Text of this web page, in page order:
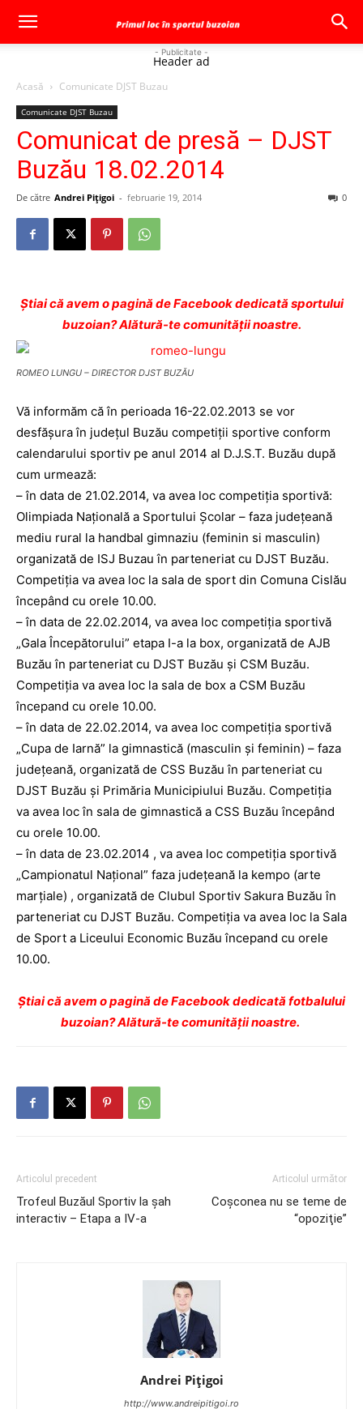
- Publicitate -
Header ad
Acasă Comunicate DJST Buzau
Comunicate DJST Buzau
Comunicat de presă – DJST
Buzău 18.02.2014
De către Andrei Pițigoi - februarie 19, 2014 0
Ştiai că avem o pagină de Facebook dedicată sportului
buzoian? Alătură-te comunității noastre.
ROMEO LUNGU – DIRECTOR DJST BUZĂU
Vă informăm că în perioada 16-22.02.2013 se vor
desfăşura în judeţul Buzău competiţii sportive conform
calendarului sportiv pe anul 2014 al D.J.S.T. Buzău după
cum urmează:
– în data de 21.02.2014, va avea loc competiţia sportivă:
Olimpiada Naţională a Sportului Şcolar – faza judeţeană
mediu rural la handbal gimnaziu (feminin si masculin)
organizată de ISJ Buzau în parteneriat cu DJST Buzău.
Competiţia va avea loc la sala de sport din Comuna Cislău
începând cu orele 10.00.
– în data de 22.02.2014, va avea loc competiţia sportivă
„Gala Începătorului” etapa I-a la box, organizată de AJB
Buzău în parteneriat cu DJST Buzău şi CSM Buzău.
Competiţia va avea loc la sala de box a CSM Buzău
începand cu orele 10.00.
– în data de 22.02.2014, va avea loc competiţia sportivă
„Cupa de Iarnă” la gimnastică (masculin şi feminin) – faza
judeţeană, organizată de CSS Buzău în parteneriat cu
DJST Buzău şi Primăria Municipiului Buzău. Competiţia
va avea loc în sala de gimnastică a CSS Buzău începând
cu orele 10.00.
– în data de 23.02.2014 , va avea loc competiţia sportivă
„Campionatul Naţional” faza judeţeană la kempo (arte
marţiale) , organizată de Clubul Sportiv Sakura Buzău în
parteneriat cu DJST Buzău. Competiţia va avea loc la Sala
de Sport a Liceului Economic Buzău începand cu orele
10.00.
Ştiai că avem o pagină de Facebook dedicată fotbalului
buzoian? Alătură-te comunității noastre.
Articolul precedent
Trofeul Buzăul Sportiv la șah
interactiv – Etapa a IV-a
Articolul următor
Coşconea nu se teme de
“opoziţie”
Andrei Pițigoi
http://www.andreipitigoi.ro